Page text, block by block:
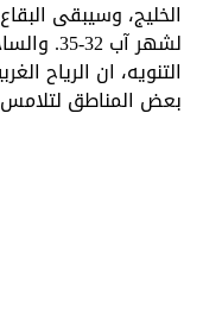
الخليج، وسيبقى
التنويه، ان الرياح
بعض المناطق لتلامس 40-50كم في الساعة.